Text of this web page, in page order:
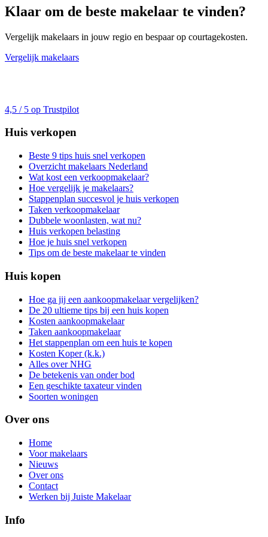
Klaar om de beste makelaar te vinden?
Vergelijk makelaars in jouw regio en bespaar op courtagekosten.
Vergelijk makelaars
4,5 / 5 op Trustpilot
Huis verkopen
Beste 9 tips huis snel verkopen
Overzicht makelaars Nederland
Wat kost een verkoopmakelaar?
Hoe vergelijk je makelaars?
Stappenplan succesvol je huis verkopen
Taken verkoopmakelaar
Dubbele woonlasten, wat nu?
Huis verkopen belasting
Hoe je huis snel verkopen
Tips om de beste makelaar te vinden
Huis kopen
Hoe ga jij een aankoopmakelaar vergelijken?
De 20 ultieme tips bij een huis kopen
Kosten aankoopmakelaar
Taken aankoopmakelaar
Het stappenplan om een huis te kopen
Kosten Koper (k.k.)
Alles over NHG
De betekenis van onder bod
Een geschikte taxateur vinden
Soorten woningen
Over ons
Home
Voor makelaars
Nieuws
Over ons
Contact
Werken bij Juiste Makelaar
Info